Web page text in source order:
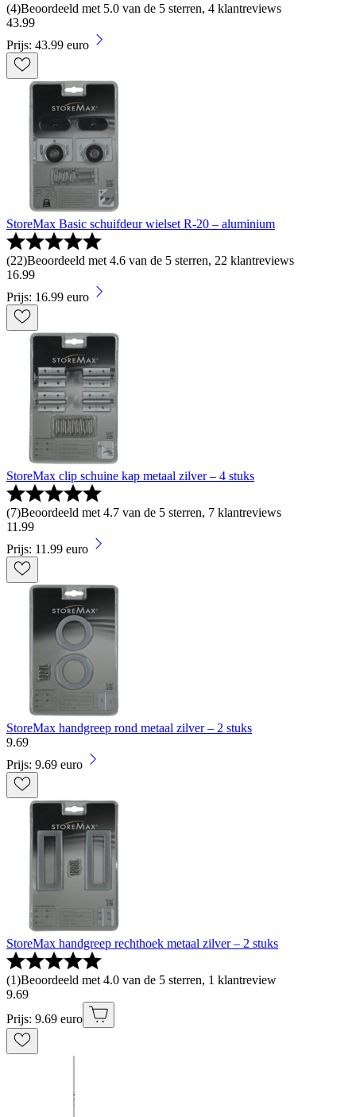
(4)Beoordeeld met 5.0 van de 5 sterren, 4 klantreviews
43.99
Prijs: 43.99 euro
StoreMax Basic schuifdeur wielset R-20 – aluminium
(22)Beoordeeld met 4.6 van de 5 sterren, 22 klantreviews
16.99
Prijs: 16.99 euro
StoreMax clip schuine kap metaal zilver – 4 stuks
(7)Beoordeeld met 4.7 van de 5 sterren, 7 klantreviews
11 .99
Prijs: 11.99 euro
StoreMax handgreep rond metaal zilver – 2 stuks
9.69
Prijs: 9.69 euro
StoreMax handgreep rechthoek metaal zilver – 2 stuks
(1)Beoordeeld met 4.0 van de 5 sterren, 1 klantreview
9.69
Prijs: 9.69 euro